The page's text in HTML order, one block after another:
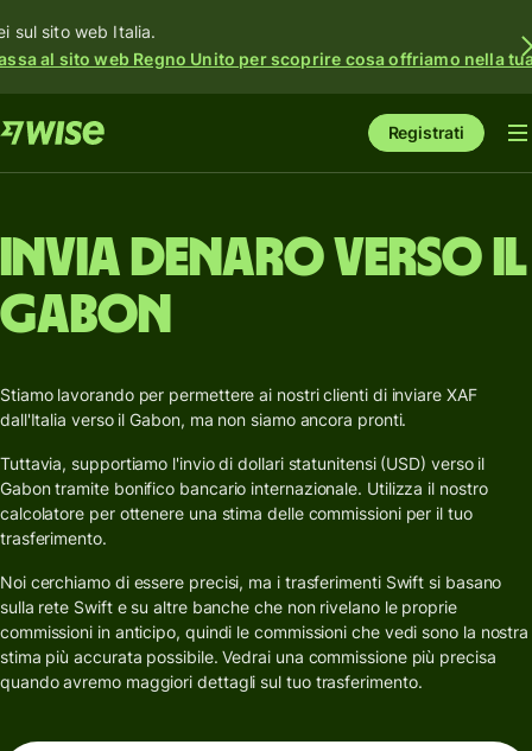
sul sito web Italia.
al sito web Regno Unito per scoprire cosa offriamo nella
Registrati
Invia denaro verso il
Gabon
Stiamo lavorando per permettere ai nostri clienti di inviare XAF
dall'Italia verso il Gabon, ma non siamo ancora pronti.
Tuttavia, supportiamo l'invio di dollari statunitensi (USD) verso il
Gabon tramite bonifico bancario internazionale. Utilizza il nostro
calcolatore per ottenere una stima delle commissioni per il tuo
trasferimento.
Noi cerchiamo di essere precisi, ma i trasferimenti Swift si basano
sulla rete Swift e su altre banche che non rivelano le proprie
commissioni in anticipo, quindi le commissioni che vedi sono la nostra
stima più accurata possibile. Vedrai una commissione più precisa
quando avremo maggiori dettagli sul tuo trasferimento.